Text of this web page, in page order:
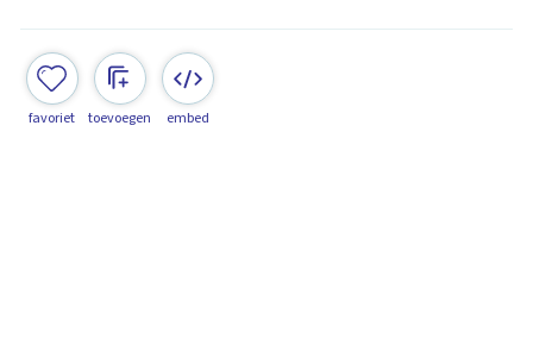
favoriet toevoegen embed